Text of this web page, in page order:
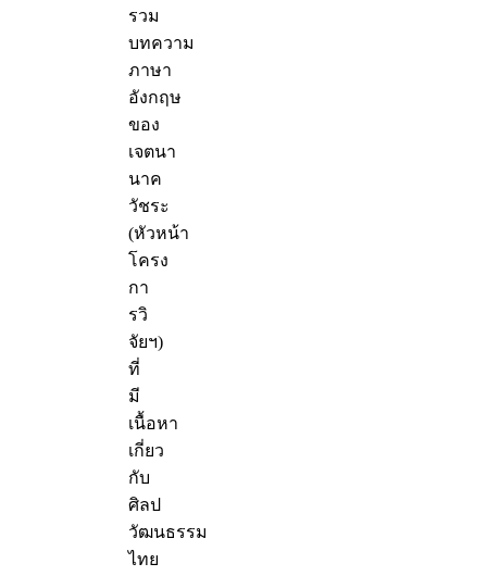
รวม
บทความ
ภาษา
อังกฤษ
ของ
เจตนา
นาค
วัชระ
(หัวหน้า
โครง
กา
รวิ
จัยฯ)
ที่
มี
เนื้อหา
เกี่ยว
กับ
ศิลป
วัฒนธรรม
ไทย